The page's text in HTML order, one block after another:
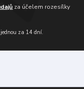
za účelem rozesílky
za 14 dní.